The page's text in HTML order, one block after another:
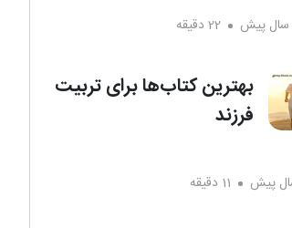
22 دقیقه
بهترین کتاب‌ها برای تربیت
فرزند
11 دقیقه